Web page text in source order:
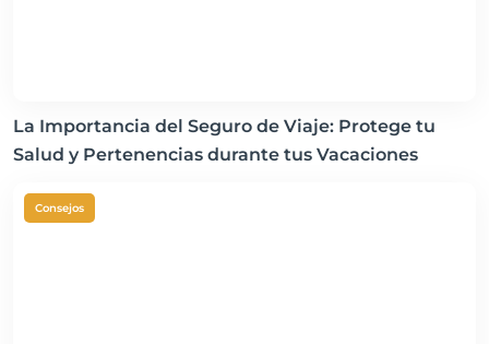
La Importancia del Seguro de Viaje: Protege tu
Salud y Pertenencias durante tus Vacaciones
Consejos